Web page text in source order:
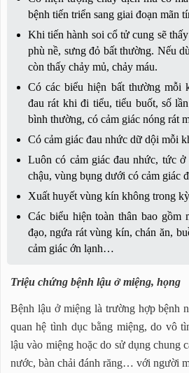
bệnh tiến triển sang giai đoạn mãn
Khi tiến hành soi cổ tử cung sẽ
phù nề, sưng đỏ bất thường. Nếu
còn thấy chảy mủ, chảy máu.
Có các biểu hiện bất thường mỗi
đau rát khi đi tiểu, tiểu buốt, số
bình thường, có cảm giác nóng rát
Có cảm giác đau nhức dữ dội mỗi
Luôn có cảm giác đau nhức, tức
chậu, vùng bụng dưới có cảm giác
Xuất huyết vùng kín không trong
Các biểu hiện toàn thân bao gồm
đạo, ngứa rát vùng kín, chán ăn,
cảm giác ớn lạnh…
Triệu chứng bệnh lậu ở miệng, họng
Bệnh lậu ở miệng là trường hợp bệnh
quan hệ tình dục bằng miệng, do vô
lậu vào miệng hoặc do sử dụng chung
nước, bàn chải đánh răng… với người